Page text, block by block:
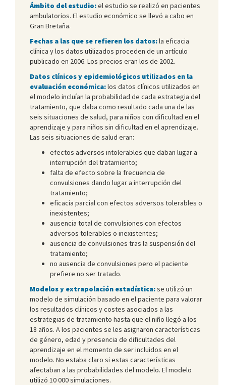
Ámbito del estudio:el estudio se realizó en pacientes
ambulatorios. El estudio económico se llevó a cabo en
Gran Bretaña.
Fechas a las que se refieren los datos:la eficacia
clínica y los datos utilizados proceden de un artículo
publicado en 2006. Los precios eran los de 2002.
Datos clínicos y epidemiológicos utilizados en la
evaluación económica:los datos clínicos utilizados en
el modelo incluían la probabilidad de cada estrategia del
tratamiento, que daba como resultado cada una de las
seis situaciones de salud, para niños con dificultad en el
aprendizaje y para niños sin dificultad en el aprendizaje.
Las seis situaciones de salud eran:
efectos adversos intolerables que daban lugar a
interrupción del tratamiento;
falta de efecto sobre la frecuencia de
convulsiones dando lugar a interrupción del
tratamiento;
eficacia parcial con efectos adversos tolerables o
inexistentes;
ausencia total de convulsiones con efectos
adversos tolerables o inexistentes;
ausencia de convulsiones tras la suspensión del
tratamiento;
no ausencia de convulsiones pero el paciente
prefiere no ser tratado.
Modelos y extrapolación estadística:se utilizó un
modelo de simulación basado en el paciente para valorar
los resultados clínicos y costes asociados a las
estrategias de tratamiento hasta que el niño llegó a los
18 años. A los pacientes se les asignaron características
de género, edad y presencia de dificultades del
aprendizaje en el momento de ser incluidos en el
modelo. No estaba claro si estas características
afectaban a las probabilidades del modelo. El modelo
utilizó 10 000 simulaciones.